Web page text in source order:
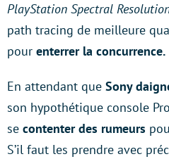
PlayStation Spectral
path tracing de meilleure
pour enterrer la concurrence.
En attendant que Sony
son hypothétique console
se contenter des rumeurs
S’il faut les prendre avec